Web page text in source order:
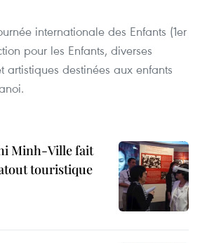
internationale des Enfants (1er
pour les Enfants, diverses
artistiques destinées aux enfants
Minh-Ville fait
touristique